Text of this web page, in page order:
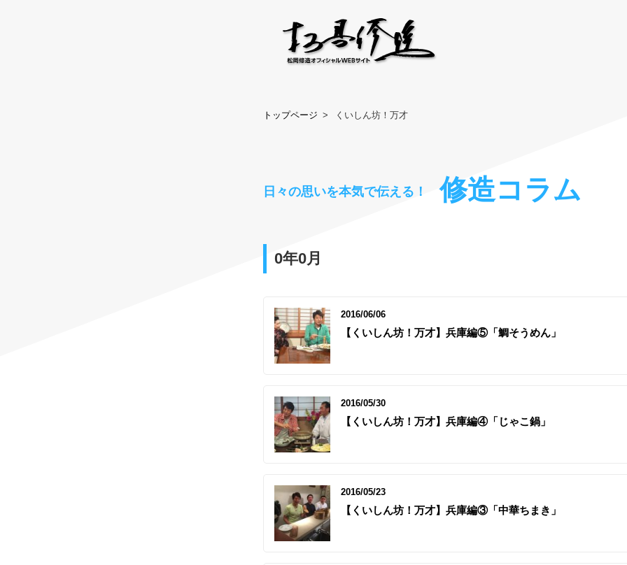
トップページ くいしん坊！万才
日々の思いを本気で伝える！ 修造コラム
0年0月
2016/06/06
【くいしん坊！万才】兵庫編⑤「鯛そうめん」
2016/05/30
【くいしん坊！万才】兵庫編④「じゃこ鍋」
2016/05/23
【くいしん坊！万才】兵庫編③「中華ちまき」